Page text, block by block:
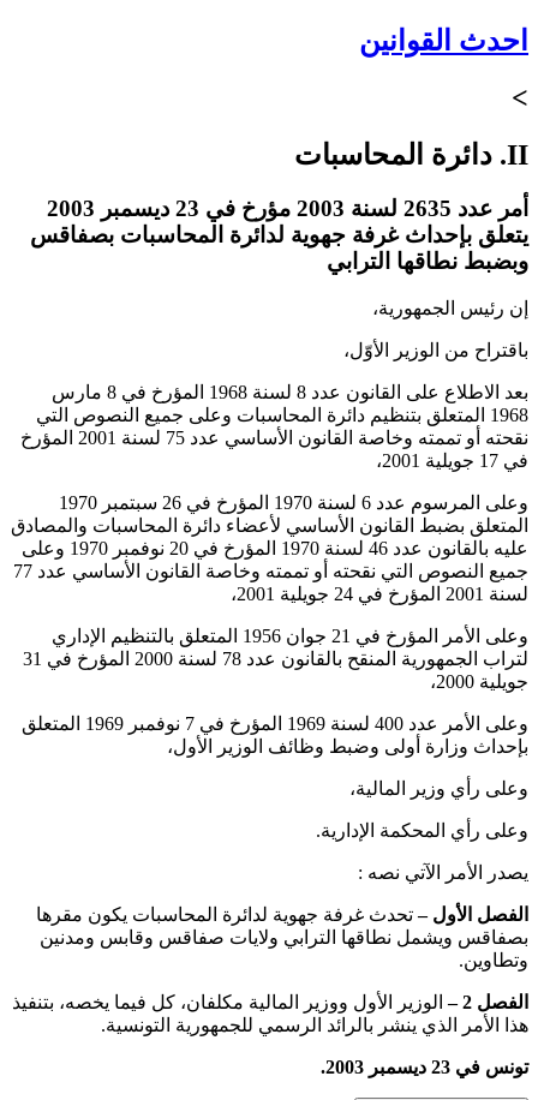
احدث القوانين
>
II. دائرة المحاسبات
أمر عدد 2635 لسنة 2003 مؤرخ في 23 ديسمبر 2003
يتعلق بإحداث غرفة جهوية لدائرة المحاسبات بصفاقس
وبضبط نطاقها الترابي
إن رئيس الجمهورية،
باقتراح من الوزير الأوّل،
بعد الاطلاع على القانون عدد 8 لسنة 1968 المؤرخ في 8 مارس
1968 المتعلق بتنظيم دائرة المحاسبات وعلى جميع النصوص التي
نقحته أو تممته وخاصة القانون الأساسي عدد 75 لسنة 2001 المؤرخ
في 17 جويلية 2001،
وعلى المرسوم عدد 6 لسنة 1970 المؤرخ في 26 سبتمبر 1970
المتعلق بضبط القانون الأساسي لأعضاء دائرة المحاسبات والمصادق
عليه بالقانون عدد 46 لسنة 1970 المؤرخ في 20 نوفمبر 1970 وعلى
جميع النصوص التي نقحته أو تممته وخاصة القانون الأساسي عدد 77
لسنة 2001 المؤرخ في 24 جويلية 2001،
وعلى الأمر المؤرخ في 21 جوان 1956 المتعلق بالتنظيم الإداري
لتراب الجمهورية المنقح بالقانون عدد 78 لسنة 2000 المؤرخ في 31
جويلية 2000،
وعلى الأمر عدد 400 لسنة 1969 المؤرخ في 7 نوفمبر 1969 المتعلق
بإحداث وزارة أولى وضبط وظائف الوزير الأول،
وعلى رأي وزير المالية،
وعلى رأي المحكمة الإدارية.
يصدر الأمر الآتي نصه :
الفصل الأول –تحدث غرفة جهوية لدائرة المحاسبات يكون مقرها
بصفاقس ويشمل نطاقها الترابي ولايات صفاقس وقابس ومدنين
وتطاوين.
الفصل 2 –
الوزير الأول ووزير المالية مكلفان، كل فيما يخصه، بتنفيذ
هذا الأمر الذي ينشر بالرائد الرسمي للجمهورية التونسية.
تونس في 23 ديسمبر 2003 .